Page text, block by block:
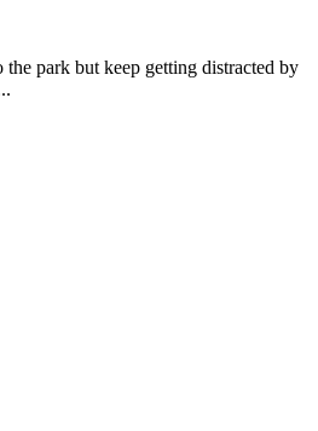
park but keep getting distracted by